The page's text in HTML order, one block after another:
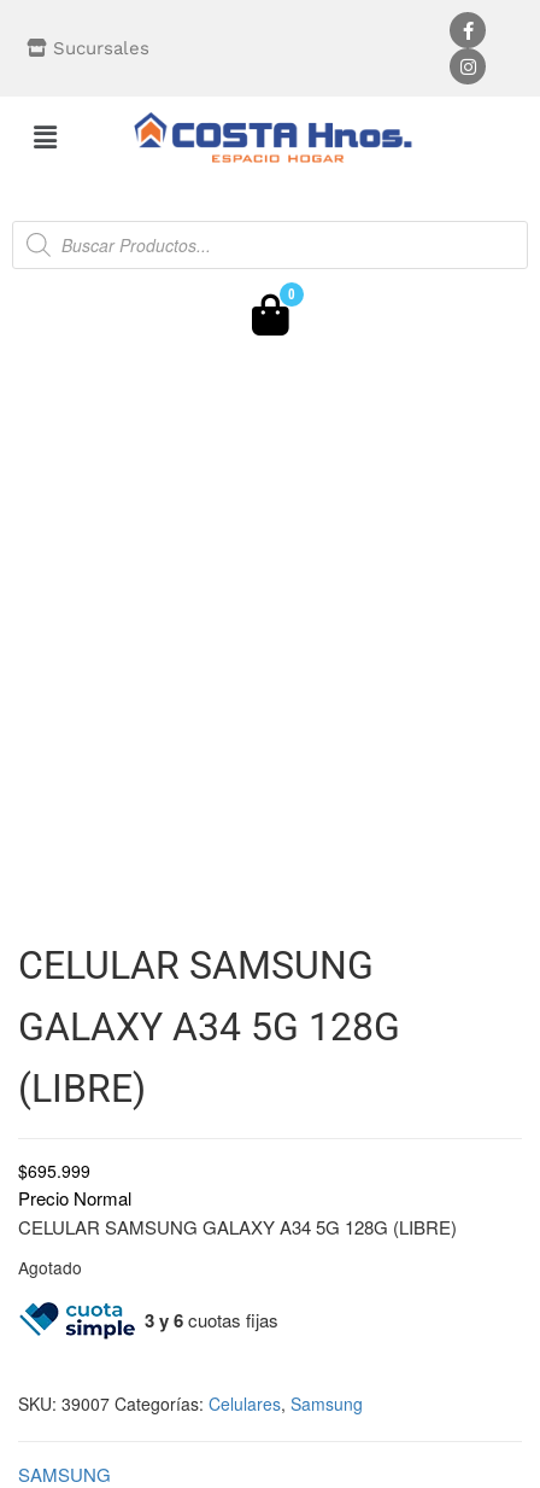
Sucursales
0
CELULAR SAMSUNG
GALAXY A34 5G 128G
(LIBRE)
$695.999
Precio Normal
CELULAR SAMSUNG GALAXY A34 5G 128G (LIBRE)
Agotado
3 y 6cuotas fijas
SKU: 39007 Categorías: Celulares, Samsung
SAMSUNG